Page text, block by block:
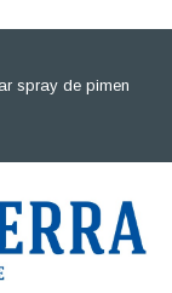
de pimenta para